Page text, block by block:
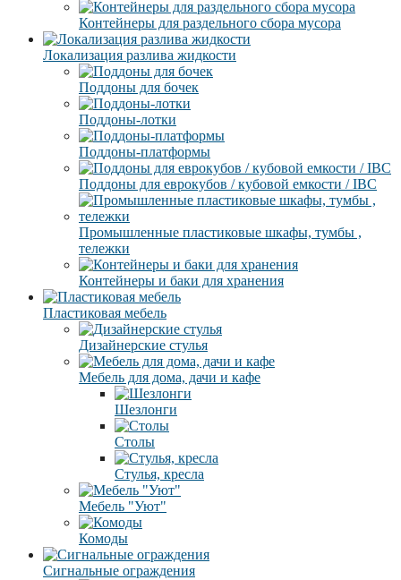
Контейнеры для раздельного сбора мусора
Локализация разлива жидкости
Поддоны для бочек
Поддоны-лотки
Поддоны-платформы
Поддоны для еврокубов / кубовой емкости / IBC
Промышленные пластиковые шкафы, тумбы ,
тележки
Контейнеры и баки для хранения
Пластиковая мебель
Дизайнерские стулья
Мебель для дома, дачи и кафе
Шезлонги
Столы
Стулья, кресла
Мебель "Уют"
Комоды
Сигнальные ограждения